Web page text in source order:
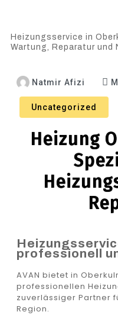
Heizungsservice in
Wartung, Reparatur und
Natmir Afizi
Uncategorized
Heizung
professionell
AVAN bietet in
professionellen
zuverlässiger Partner
Region.